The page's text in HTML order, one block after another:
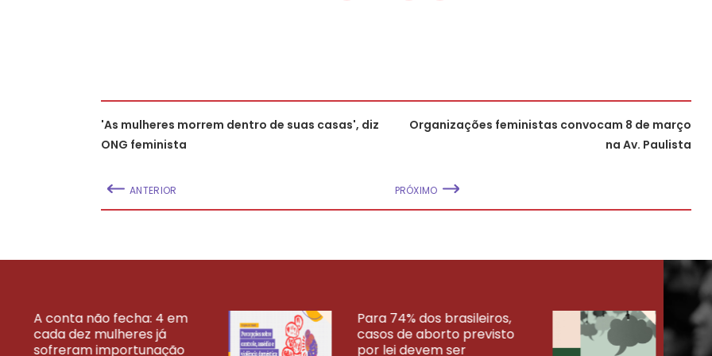
'As mulheres morrem dentro de suas casas', diz
ONG feminista
ANTERIOR
Organizações feministas convocam 8 de março
na Av. Paulista
PRÓXIMO
A conta não fecha: 4 em
cada dez mulheres já
sofreram importunação
Para 74% dos brasileiros,
casos de aborto previsto
por lei devem ser
VEJA MAIS PESQUISAS